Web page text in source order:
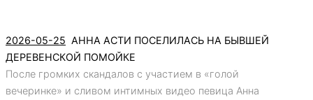
2026-05-25 АННА АСТИ ПОСЕЛИЛАСЬ НА БЫВШЕЙ
ДЕРЕВЕНСКОЙ ПОМОЙКЕ
После громких скандалов с участием в «голой
вечеринке» и сливом интимных видео певица Анна